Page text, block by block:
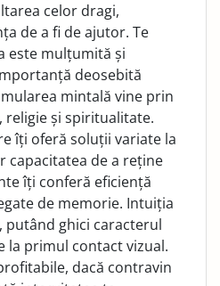
celor dragi,
de a fi de ajutor. Te
este mulțumită și
deosebită
mintală vine prin
religie și spiritualitate.
îți oferă soluții variate la
capacitatea de a reține
îți conferă eficiență
de memorie. Intuiția
putând ghici caracterul
la primul contact vizual.
dacă contravin